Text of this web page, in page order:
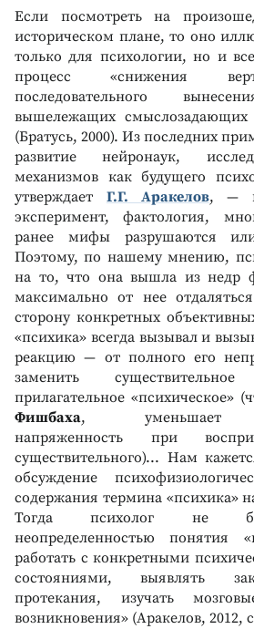
Если посмотреть на
историческом плане, то оно
только для психологии, но и
процесс «снижения
последовательного
вышележащих
(Братусь, 2000). Из последних
развитие нейронаук,
механизмов как будущего
утверждает Г.Г. Аракелов, —
эксперимент, фактология,
ранее мифы разрушаются
Поэтому, по нашему мнению,
на то, что она вышла из недр
максимально от нее
сторону конкретных
«психика» всегда вызывал и
реакцию — от полного его
заменить
прилагательное «психическое»
Фишбаха, уменьшает
напряженность при
существительного)... Нам
обсуждение
содержания термина «психика»
Тогда психолог не
неопределенностью понятия
работать с конкретными
состояниями, выявлять
протекания, изучать
возникновения» (Аракелов, 2012,